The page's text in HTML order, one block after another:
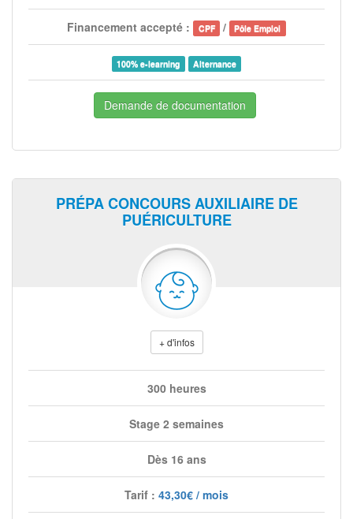
Financement accepté : CPF / Pôle Emploi
100% e-learning Alternance
Demande de documentation
PRÉPA CONCOURS AUXILIAIRE DE
PUÉRICULTURE
+ d'infos
300 heures
Stage 2 semaines
Dès 16 ans
Tarif : 43,30€ / mois